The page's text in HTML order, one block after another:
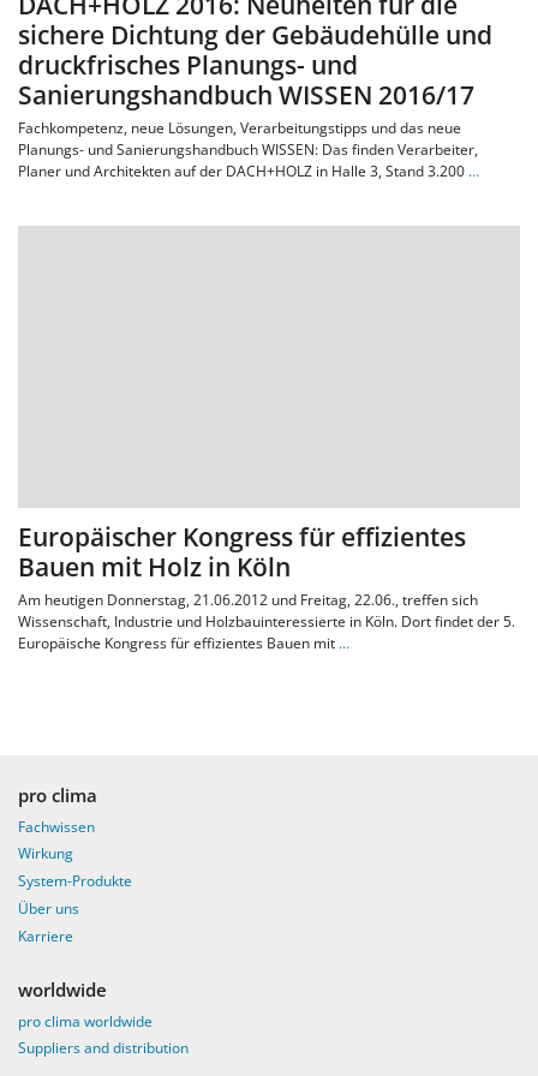
sichere Dichtung der Gebäudehülle und
druckfrisches Planungs- und
Sanierungshandbuch WISSEN 2016/17
Fachkompetenz, neue Lösungen, Verarbeitungstipps und das neue
Planungs- und Sanierungshandbuch WISSEN: Das finden Verarbeiter,
Planer und Architekten auf der DACH+HOLZ in Halle 3, Stand 3.200 …
Europäischer Kongress für effizientes
Bauen mit Holz in Köln
Am heutigen Donnerstag, 21.06.2012 und Freitag, 22.06., treffen sich
Wissenschaft, Industrie und Holzbauinteressierte in Köln. Dort findet der 5.
Europäische Kongress für effizientes Bauen mit …
pro clima
Fachwissen
Wirkung
System-Produkte
Über uns
Karriere
worldwide
pro clima worldwide
Suppliers and distribution